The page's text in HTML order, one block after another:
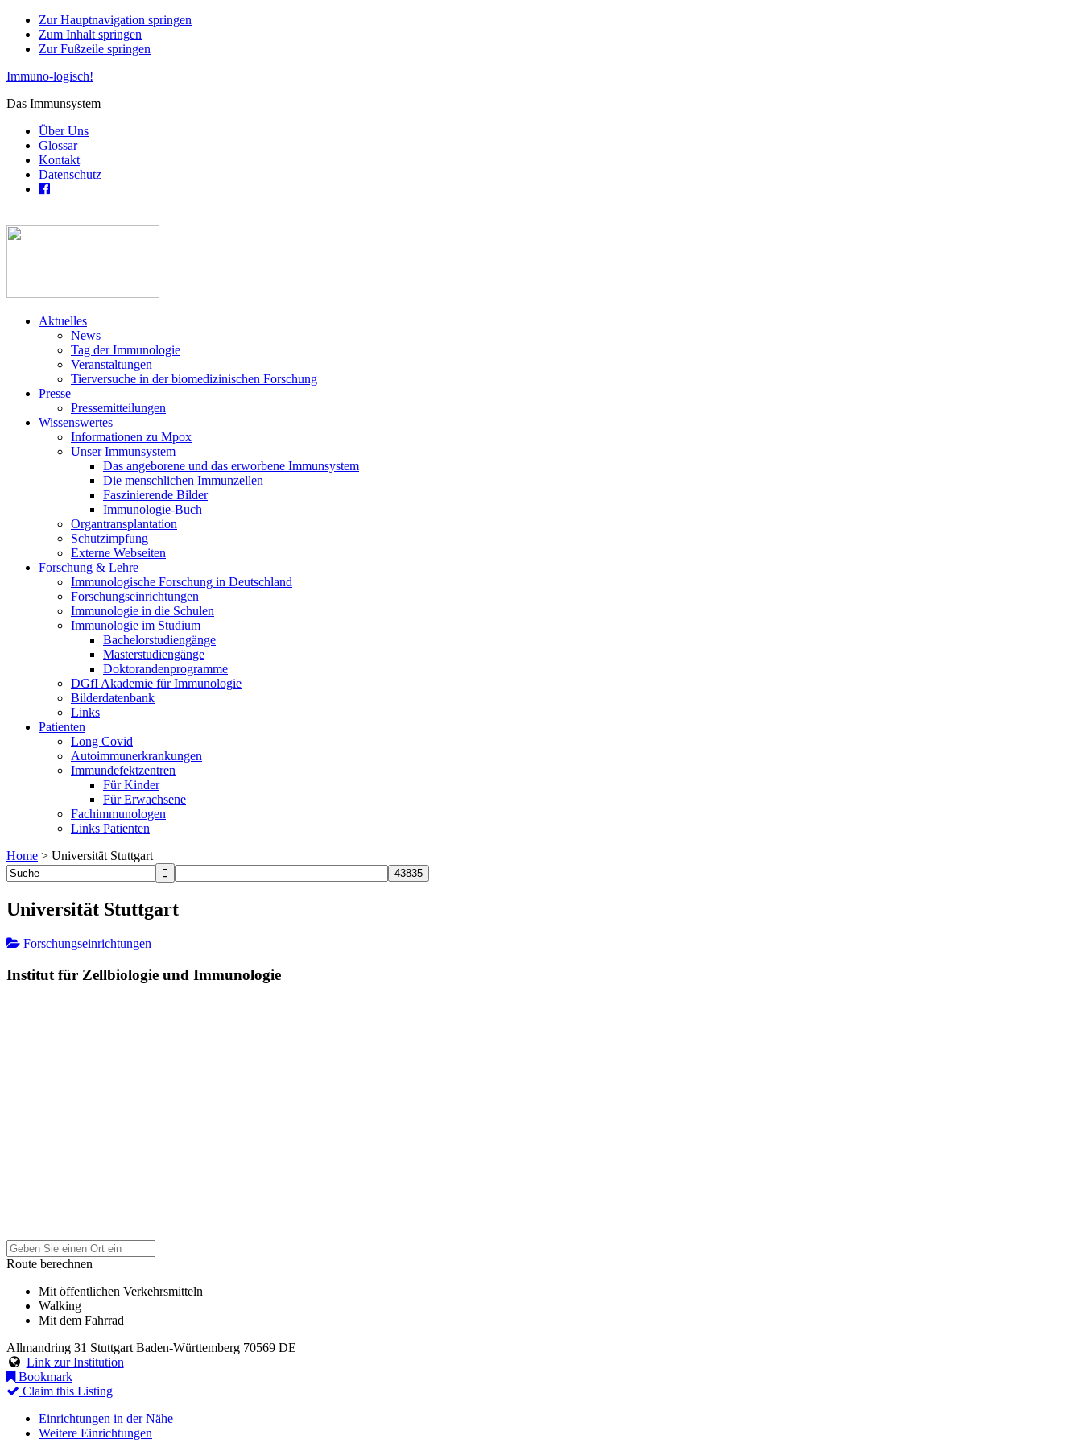
Zur Hauptnavigation springen
Zum Inhalt springen
Zur Fußzeile springen
Immuno-logisch!
Das Immunsystem
Über Uns
Glossar
Kontakt
Datenschutz
Aktuelles
News
Tag der Immunologie
Veranstaltungen
Tierversuche in der biomedizinischen Forschung
Presse
Pressemitteilungen
Wissenswertes
Informationen zu Mpox
Unser Immunsystem
Das angeborene und das erworbene Immunsystem
Die menschlichen Immunzellen
Faszinierende Bilder
Immunologie-Buch
Organtransplantation
Schutzimpfung
Externe Webseiten
Forschung & Lehre
Immunologische Forschung in Deutschland
Forschungseinrichtungen
Immunologie in die Schulen
Immunologie im Studium
Bachelorstudiengänge
Masterstudiengänge
Doktorandenprogramme
DGfI Akademie für Immunologie
Bilderdatenbank
Links
Patienten
Long Covid
Autoimmunerkrankungen
Immundefektzentren
Für Kinder
Für Erwachsene
Fachimmunologen
Links Patienten
Home > Universität Stuttgart
Universität Stuttgart
Forschungseinrichtungen
Institut für Zellbiologie und Immunologie
Route berechnen
Mit öffentlichen Verkehrsmitteln
Walking
Mit dem Fahrrad
Allmandring 31 Stuttgart Baden-Württemberg 70569 DE
Link zur Institution
Bookmark
Claim this Listing
Einrichtungen in der Nähe
Weitere Einrichtungen